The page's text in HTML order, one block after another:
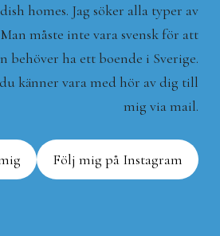
homes. Jag söker alla typer av
måste inte vara svensk för att
behöver ha ett boende i Sverige.
känner vara med hör av dig till
mig via mail.
Följ mig på Instagram